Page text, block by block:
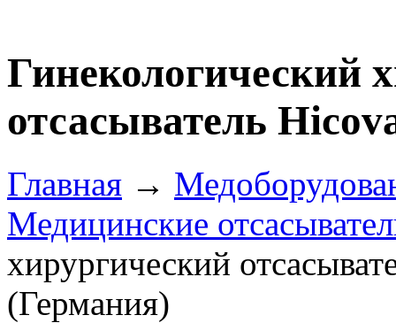
Гинекологический
отсасыватель
Главная →
Медицинские
хирургический
(Германия)